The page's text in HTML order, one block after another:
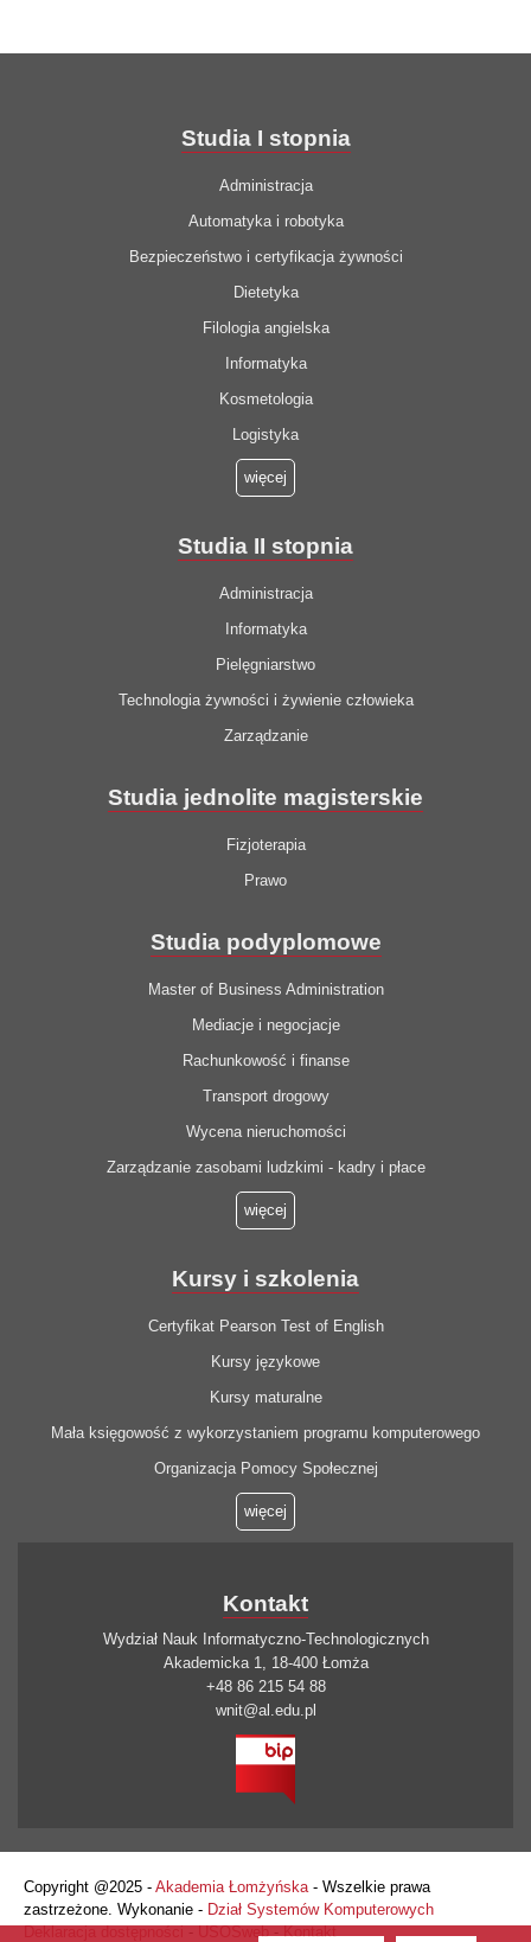
Studia I stopnia
Administracja
Automatyka i robotyka
Bezpieczeństwo i certyfikacja żywności
Dietetyka
Filologia angielska
Informatyka
Kosmetologia
Logistyka
więcej
Studia II stopnia
Administracja
Informatyka
Pielęgniarstwo
Technologia żywności i żywienie człowieka
Zarządzanie
Studia jednolite magisterskie
Fizjoterapia
Prawo
Studia podyplomowe
Master of Business Administration
Mediacje i negocjacje
Rachunkowość i finanse
Transport drogowy
Wycena nieruchomości
Zarządzanie zasobami ludzkimi - kadry i płace
więcej
Kursy i szkolenia
Certyfikat Pearson Test of English
Kursy językowe
Kursy maturalne
Mała księgowość z wykorzystaniem programu komputerowego
Organizacja Pomocy Społecznej
więcej
Kontakt
Wydział Nauk Informatyczno-Technologicznych
Akademicka 1, 18-400 Łomża
+48 86 215 54 88
wnit@al.edu.pl
Copyright @2025 - Akademia Łomżyńska- Wszelkie prawa
zastrzeżone. Wykonanie - Dział Systemów Komputerowych
- USOSweb-Kontakt